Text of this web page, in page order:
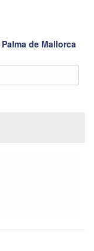
Palma de Mallorca